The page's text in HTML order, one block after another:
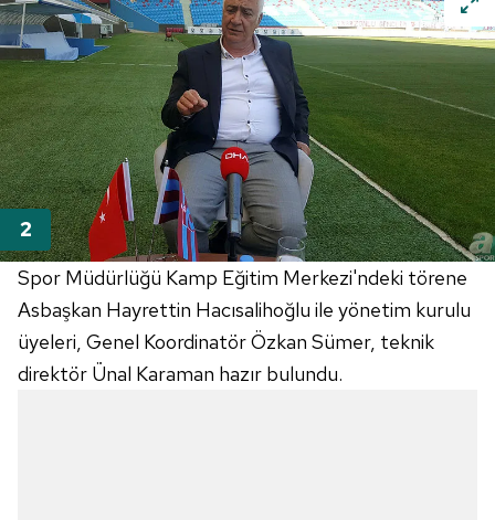
Spor Müdürlüğü Kamp Eğitim Merkezi'ndeki törene
Asbaşkan Hayrettin Hacısalihoğlu ile yönetim kurulu
üyeleri, Genel Koordinatör Özkan Sümer, teknik
direktör Ünal Karaman hazır bulundu.